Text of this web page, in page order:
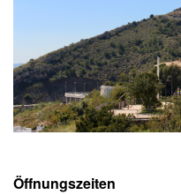
Öffnungszeiten